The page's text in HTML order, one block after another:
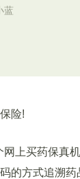
蓝
险!
买药保真机
的方式追溯